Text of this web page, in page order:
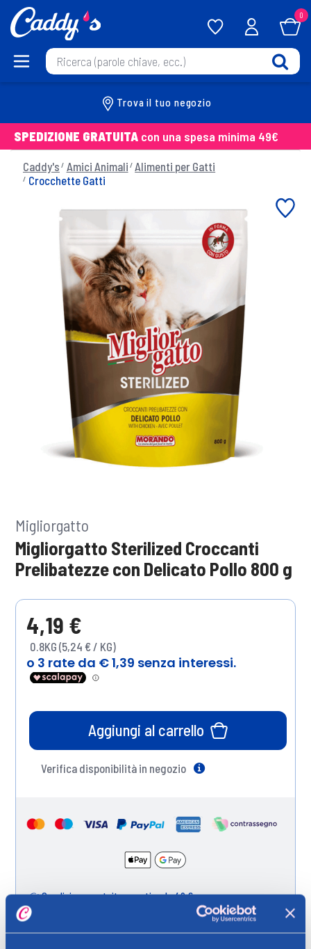
0
Trova il tuo negozio
SPEDIZIONE GRATUITA con una spesa minima 49€
Caddy's Amici Animali Alimenti per Gatti
Crocchette Gatti
Migliorgatto
Migliorgatto Sterilized Croccanti
Prelibatezze con Delicato Pollo 800 g
4,19 €
0.8KG (5,24 € / KG)
Aggiungi al carrello
Verifica disponibilità in negozio
Spedizione gratuita a partire da 49 €
Ritiro in negozio gratuito per i clienti registrati